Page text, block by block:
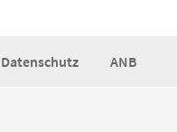
Datenschutz ANB